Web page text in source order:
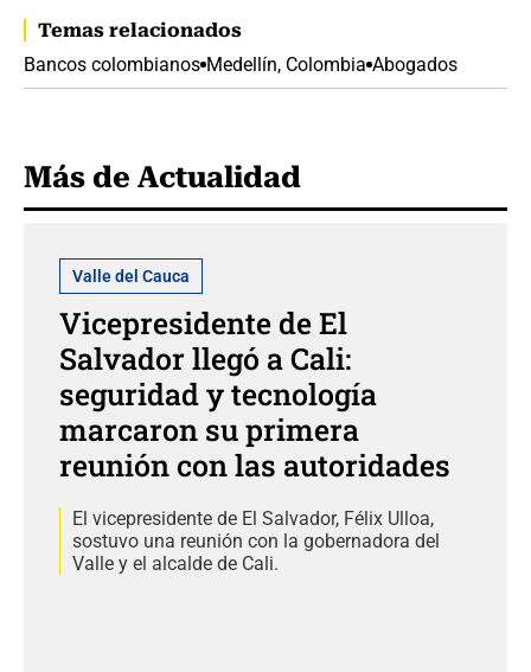
Temas relacionados
Bancos colombianos Medellín, Colombia Abogados
Más de Actualidad
Valle del Cauca
Vicepresidente de El
Salvador llegó a Cali:
seguridad y tecnología
marcaron su primera
reunión con las autoridades
El vicepresidente de El Salvador, Félix Ulloa,
sostuvo una reunión con la gobernadora del
Valle y el alcalde de Cali.